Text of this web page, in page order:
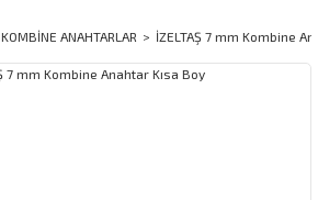
KOMBİNE ANAHTARLAR İZELTAŞ 7 mm Kombine